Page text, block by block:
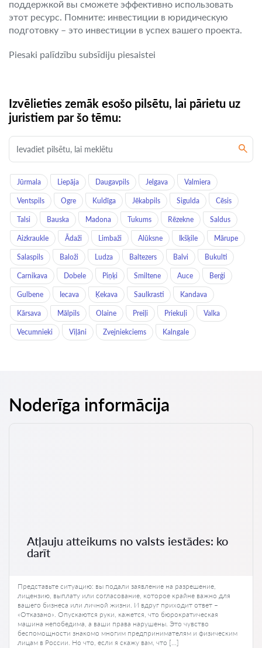
поддержкой вы сможете эффективно использовать
этот ресурс. Помните: инвестиции в юридическую
подготовку – это инвестиции в успех вашего проекта.
Piesaki palīdzību subsīdiju piesaistei
Izvēlieties zemāk esošo pilsētu, lai pārietu uz
juristiem par šo tēmu:
Jūrmala Liepāja Daugavpils Jelgava Valmiera
Ventspils Ogre Kuldīga Jēkabpils Sigulda Cēsis
Talsi Bauska Madona Tukums Rēzekne Saldus
Aizkraukle Ādaži Limbaži Alūksne Ikšķile Mārupe
Salaspils Baloži Ludza Baltezers Balvi Bukulti
Carnikava Dobele Piņķi Smiltene Auce Berģi
Gulbene Iecava Ķekava Saulkrasti Kandava
Kārsava Mālpils Olaine Preiļi Priekuļi Valka
Vecumnieki Viļāni Zvejniekciems Kalngale
Noderīga informācija
Atļauju atteikums no valsts iestādes: ko
darīt
Представьте ситуацию: вы подали заявление на разрешение,
лицензию, выплату или согласование, которое крайне важно для
вашего бизнеса или личной жизни. И вдруг приходит ответ –
«Отказано». Опускаются руки, кажется, что бюрократическая
машина непобедима, а ваши права нарушены. Это чувство
беспомощности знакомо многим предпринимателям и физическим
лицам в России. Но что, если я скажу вам, что […]